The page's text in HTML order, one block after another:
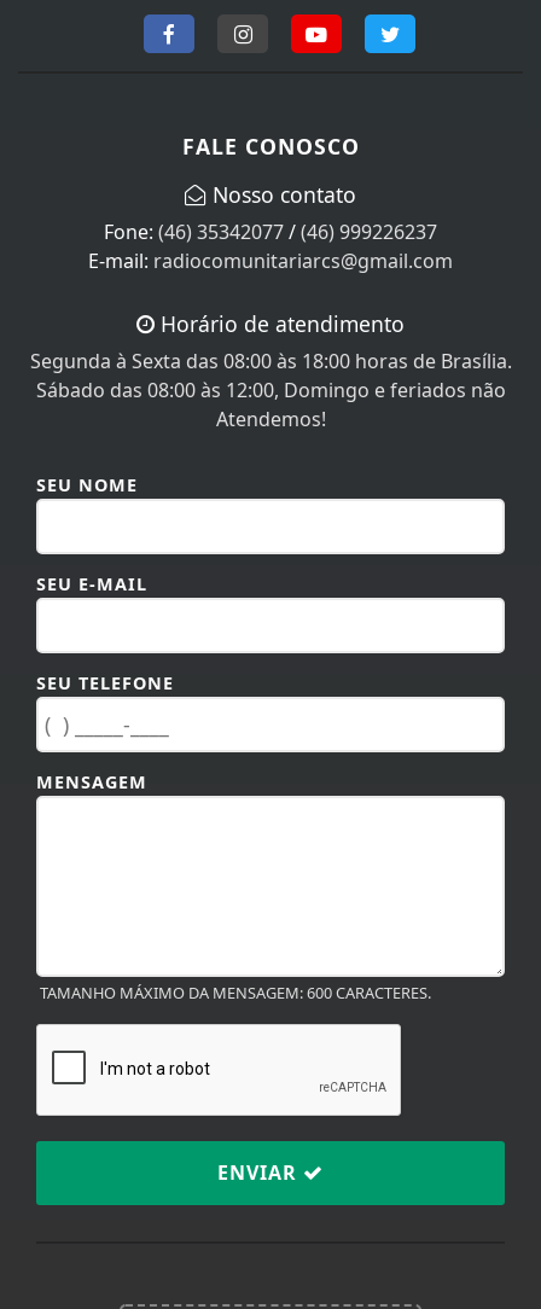
FALE CONOSCO
Nosso contato
Fone: (46) 35342077/(46) 999226237
E-mail: radiocomunitariarcs@gmail.com
Horário de atendimento
Segunda à Sexta das 08:00 às 18:00 horas de Brasília.
Sábado das 08:00 às 12:00, Domingo e feriados não
Atendemos!
SEU NOME
SEU E-MAIL
SEU TELEFONE
MENSAGEM
TAMANHO MÁXIMO DA MENSAGEM: 600 CARACTERES.
ENVIAR